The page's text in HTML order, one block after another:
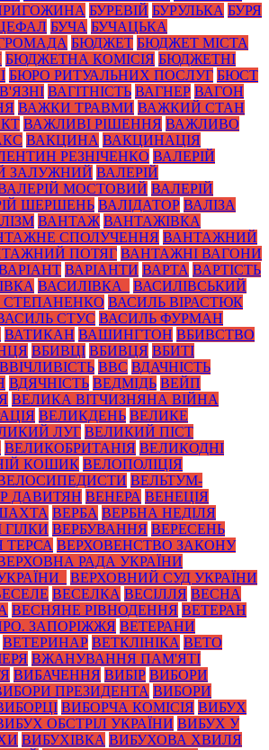
БУРЕВІЙ БУРУЛЬКА БУРЯ
БУЧА БУЧАЦЬКА
БЮДЖЕТ БЮДЖЕТ МІСТА
БЮДЖЕТНА КОМІСІЯ БЮДЖЕТНІ
БЮРО РИТУАЛЬНИХ ПОСЛУГ БЮСТ
В'ЯЗНІ ВАГІТНІСТЬ ВАГНЕР ВАГОН
ВАЖКИ ТРАВМИ ВАЖКИЙ СТАН
ВАЖЛИВІ РІШЕННЯ ВАЖЛИВО
ВАКЦИНА ВАКЦИНАЦІЯ
РЕЗНІЧЕНКО ВАЛЕРІЙ
ЗАЛУЖНИЙ ВАЛЕРІЙ
МОСТОВИЙ ВАЛЕРІЙ
ШЕРШЕНЬ ВАЛІДАТОР ВАЛІЗА
ВАНТАЖ ВАНТАЖІВКА
СПОЛУЧЕННЯ ВАНТАЖНИЙ
ПОТЯГ ВАНТАЖНІ ВАГОНИ
ВАРІАНТИ ВАРТА ВАРТІСТЬ
ВАСИЛІВКА_
ВАСИЛІВСЬКИЙ
СТЕПАНЕНКО ВАСИЛЬ ВІРАСТЮК
СТУС ВАСИЛЬ ФУРМАН
ВАТИКАН ВАШИНГТОН ВБИВСТВО
ВБИВЦІ ВБИВЦЯ ВБИТІ
ВВІЧЛИВІСТЬ ВВС ВДАЧНІСТЬ
ВДЯЧНІСТЬ ВЕДМІДЬ ВЕЙП
ВЕЛИКА ВІТЧИЗНЯНА ВІЙНА
ВЕЛИКДЕНЬ ВЕЛИКЕ
ЛУГ ВЕЛИКИЙ ПІСТ
ВЕЛИКОБРИТАНІЯ ВЕЛИКОДНІ
КОШИК ВЕЛОПОЛІЦІЯ
ВЕЛЬТУМ-
ДАВИТЯН ВЕНЕРА ВЕНЕЦІЯ
ВЕРБА ВЕРБНА НЕДІЛЯ
ГІЛКИ ВЕРБУВАННЯ ВЕРЕСЕНЬ
ТЕРСА ВЕРХОВЕНСТВО ЗАКОНУ
РАДА УКРАЇНИ
ВЕРХОВНИЙ СУД УКРАЇНИ
ВЕСЕЛКА ВЕСІЛЛЯ ВЕСНА
ВЕСНЯНЕ РІВНОДЕННЯ ВЕТЕРАН
ЗАПОРІЖЖЯ ВЕТЕРАНИ
ВЕТЕРИНАР ВЕТКЛІНІКА ВЕТО
ВЖАНУВАННЯ ПАМ'ЯТІ
ВИБАЧЕННЯ ВИБІР ВИБОРИ
ПРЕЗИДЕНТА ВИБОРИ
ВИБОРЧА КОМІСІЯ ВИБУХ
ОБСТРІЛ УКРАЇНИ ВИБУХ У
ВИБУХІВКА ВИБУХОВА ХВИЛЯ